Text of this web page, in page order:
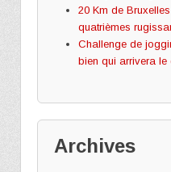
20 Km de
quatrièmes
Challenge de
bien qui arrivera le
Archives